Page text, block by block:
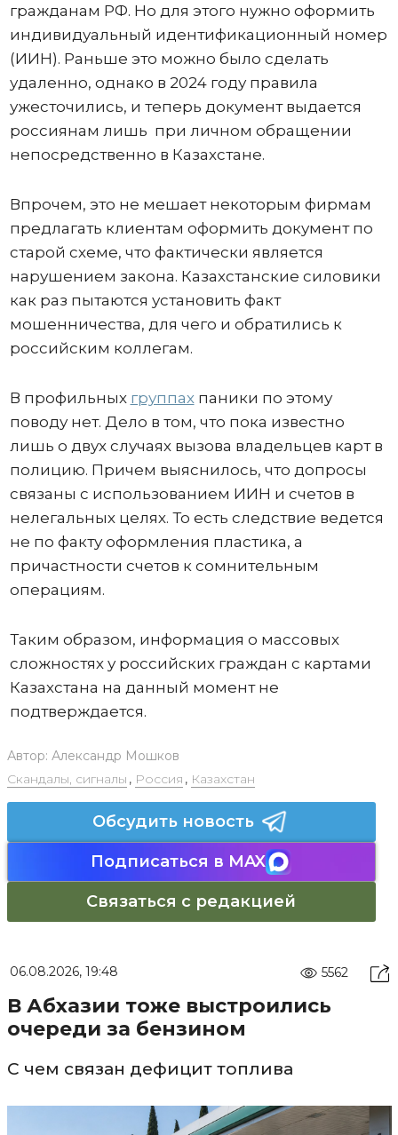
гражданам РФ. Но для этого нужно оформить
индивидуальный идентификационный номер
(ИИН). Раньше это можно было сделать
удаленно, однако в 2024 году правила
ужесточились, и теперь документ выдается
россиянам лишь при личном обращении
непосредственно в Казахстане.
Впрочем, это не мешает некоторым фирмам
предлагать клиентам оформить документ по
старой схеме, что фактически является
нарушением закона. Казахстанские силовики
как раз пытаются установить факт
мошенничества, для чего и обратились к
российским коллегам.
В профильных группахпаники по этому
поводу нет. Дело в том, что пока известно
лишь о двух случаях вызова владельцев карт в
полицию. Причем выяснилось, что допросы
связаны с использованием ИИН и счетов в
нелегальных целях. То есть следствие ведется
не по факту оформления пластика, а
причастности счетов к сомнительным
операциям.
Таким образом, информация о массовых
сложностях у российских граждан с картами
Казахстана на данный момент не
подтверждается.
Автор: Александр Мошков
Скандалы, сигналы , Россия , Казахстан
Обсудить новость
Подписаться в MAX
Связаться с редакцией
06.08.2026, 19:48 5562
В Абхазии тоже выстроились
очереди за бензином
С чем связан дефицит топлива